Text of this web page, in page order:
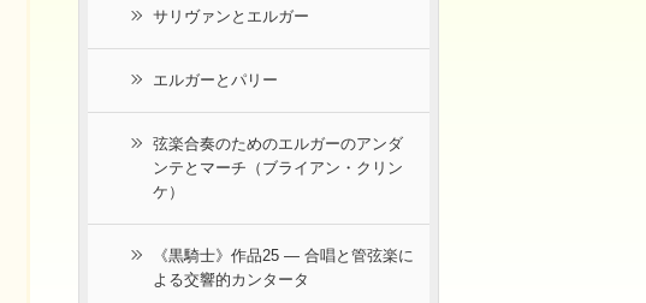
サリヴァンとエルガー
エルガーとパリー
弦楽合奏のためのエルガーのアンダ
ンテとマーチ（ブライアン・クリン
ケ）
《黒騎士》作品25 ― 合唱と管弦楽に
よる交響的カンタータ